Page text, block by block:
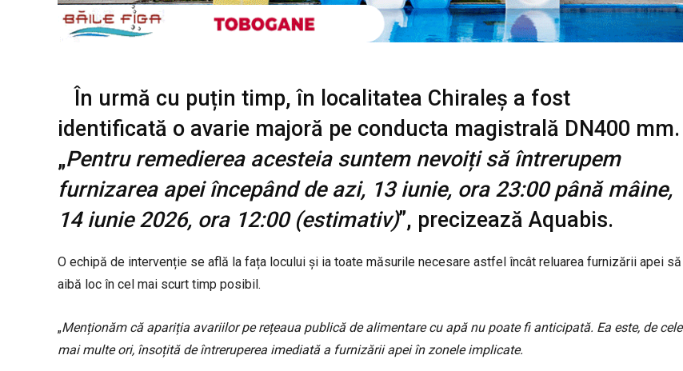
În urmă cu puțin timp, în localitatea Chiraleș a fost
identificată o avarie majoră pe conducta magistrală DN400 mm.
„Pentru remedierea acesteia suntem nevoiți să întrerupem
furnizarea apei începând de azi, 13 iunie, ora 23:00 până mâine,
14 iunie 2026, ora 12:00 (estimativ)”, precizează Aquabis.
O echipă de intervenție se află la fața locului și ia toate măsurile necesare astfel încât reluarea furnizării apei să
aibă loc în cel mai scurt timp posibil.
„Menționăm că apariția avariilor pe rețeaua publică de alimentare cu apă nu poate fi anticipată. Ea este, de cele
mai multe ori, însoțită de întreruperea imediată a furnizării apei în zonele implicate.